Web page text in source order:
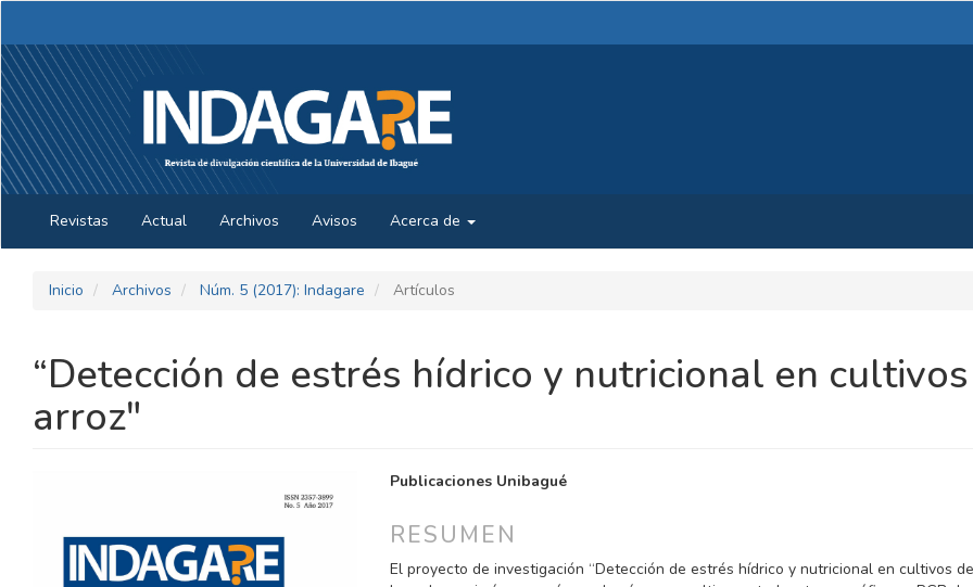
Contenido
principal
Barra
lateral
Revistas Actual Archivos Avisos Acerca de
Inicio Archivos Núm. 5 (2017): Indagare Artículos
“Detección de estrés hídrico y nutricional en
arroz"
DEL
ARTÍCULO
CONTENIDO
DEL
ARTÍCULO
Publicaciones Unibagué
RESUMEN
El proyecto de investigación “Detección de estrés hídrico y nutricional en cultivos